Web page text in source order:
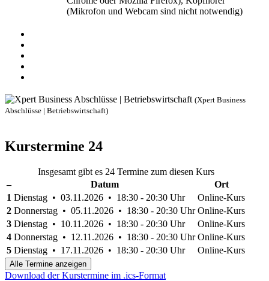
(Mikrofon und Webcam sind nicht notwendig)
(Xpert Business
Abschlüsse | Betriebswirtschaft)
Kurstermine 24
Insgesamt gibt es 24 Termine zum diesen Kurs
–
Datum
Ort
1 Dienstag • 03.11.2026 • 18:30 - 20:30 Uhr
Online-Kurs
2 Donnerstag • 05.11.2026 • 18:30 - 20:30 Uhr Online-Kurs
3 Dienstag • 10.11.2026 • 18:30 - 20:30 Uhr
Online-Kurs
4 Donnerstag • 12.11.2026 • 18:30 - 20:30 Uhr Online-Kurs
5 Dienstag • 17.11.2026 • 18:30 - 20:30 Uhr Online-Kurs
Alle Termine anzeigen
Download der Kurstermine im .ics-Format